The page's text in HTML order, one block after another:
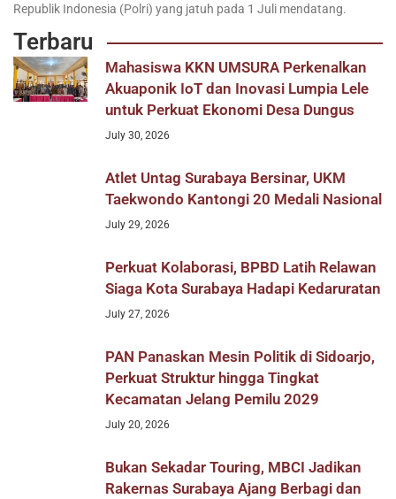
Republik Indonesia (Polri) yang jatuh pada 1 Juli mendatang.
Terbaru
Mahasiswa KKN UMSURA Perkenalkan
Akuaponik IoT dan Inovasi Lumpia Lele
untuk Perkuat Ekonomi Desa Dungus
July 30, 2026
Atlet Untag Surabaya Bersinar, UKM
Taekwondo Kantongi 20 Medali Nasional
July 29, 2026
Perkuat Kolaborasi, BPBD Latih Relawan
Siaga Kota Surabaya Hadapi Kedaruratan
July 27, 2026
PAN Panaskan Mesin Politik di Sidoarjo,
Perkuat Struktur hingga Tingkat
Kecamatan Jelang Pemilu 2029
July 20, 2026
Bukan Sekadar Touring, MBCI Jadikan
Rakernas Surabaya Ajang Berbagi dan